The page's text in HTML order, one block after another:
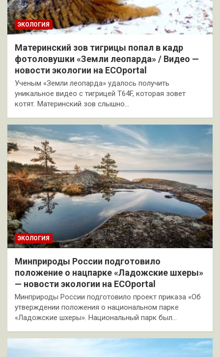
ЭКОЛОГИЯ
Материнский зов тигрицы попал в кадр
фотоловушки «Земли леопарда» / Видео —
новости экологии на ECOportal
Ученым «Земли леопарда» удалось получить
уникальное видео с тигрицей T64F, которая зовет
котят. Материнский зов слышно…
ЭКОЛОГИЯ
Минприроды России подготовило
положение о нацпарке «Ладожские шхеры»
— новости экологии на ECOportal
Минприроды России подготовило проект приказа «Об
утверждении положения о национальном парке
«Ладожские шхеры». Национальный парк был…